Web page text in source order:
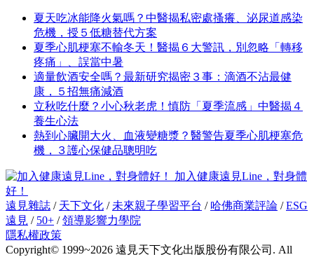
夏天吃冰能降火氣嗎？中醫揭私密處搔癢、泌尿道感染
危機，授５低糖替代方案
夏季心肌梗塞不輸冬天！醫揭６大警訊，別忽略「轉移
疼痛」、誤當中暑
適量飲酒安全嗎？最新研究揭密３事：滴酒不沾最健
康，５招無痛減酒
立秋吃什麼？小心秋老虎！慎防「夏季流感」中醫揭４
養生心法
熱到心臟開大火、血液變糖漿？醫警告夏季心肌梗塞危
機，３護心保健品聰明吃
加入健康遠見Line，對身體
好！
遠見雜誌 / 天下文化 / 未來親子學習平台 / 哈佛商業評論 /ESG
遠見 / 50+ /領導影響力學院
隱私權政策
Copyright© 1999~2026 遠見天下文化出版股份有限公司. All